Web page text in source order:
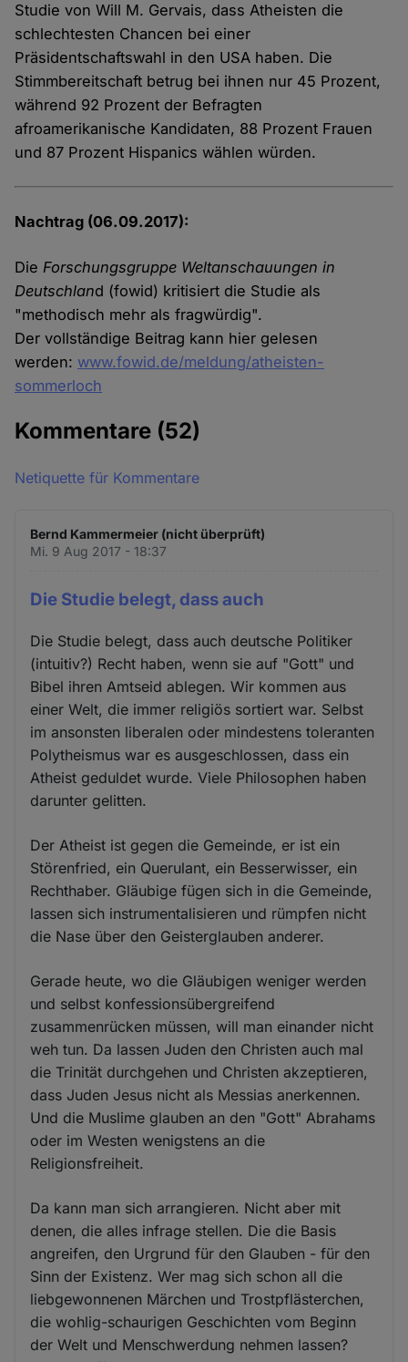
Studie von Will M. Gervais, dass Atheisten die
schlechtesten Chancen bei einer
Präsidentschaftswahl in den USA haben. Die
Stimmbereitschaft betrug bei ihnen nur 45 Prozent,
während 92 Prozent der Befragten
afroamerikanische Kandidaten, 88 Prozent Frauen
und 87 Prozent Hispanics wählen würden.
Nachtrag (06.09.2017):
DieForschungsgruppe Weltanschauungen in
Deutschland (fowid) kritisiert die Studie als
"methodisch mehr als fragwürdig".
Der vollständige Beitrag kann hier gelesen
werden: www.fowid.de/meldung/atheisten-
sommerloch
Kommentare (52)
Netiquette für Kommentare
Bernd Kammermeier (nicht überprüft)
Mi. 9 Aug 2017 - 18:37
Die Studie belegt, dass auch
Die Studie belegt, dass auch deutsche Politiker
(intuitiv?) Recht haben, wenn sie auf "Gott" und
Bibel ihren Amtseid ablegen. Wir kommen aus
einer Welt, die immer religiös sortiert war. Selbst
im ansonsten liberalen oder mindestens toleranten
Polytheismus war es ausgeschlossen, dass ein
Atheist geduldet wurde. Viele Philosophen haben
darunter gelitten.
Der Atheist ist gegen die Gemeinde, er ist ein
Störenfried, ein Querulant, ein Besserwisser, ein
Rechthaber. Gläubige fügen sich in die Gemeinde,
lassen sich instrumentalisieren und rümpfen nicht
die Nase über den Geisterglauben anderer.
Gerade heute, wo die Gläubigen weniger werden
und selbst konfessionsübergreifend
zusammenrücken müssen, will man einander nicht
weh tun. Da lassen Juden den Christen auch mal
die Trinität durchgehen und Christen akzeptieren,
dass Juden Jesus nicht als Messias anerkennen.
Und die Muslime glauben an den "Gott" Abrahams
oder im Westen wenigstens an die
Religionsfreiheit.
Da kann man sich arrangieren. Nicht aber mit
denen, die alles infrage stellen. Die die Basis
angreifen, den Urgrund für den Glauben - für den
Sinn der Existenz. Wer mag sich schon all die
liebgewonnenen Märchen und Trostpflästerchen,
die wohlig-schaurigen Geschichten vom Beginn
der Welt und Menschwerdung nehmen lassen?